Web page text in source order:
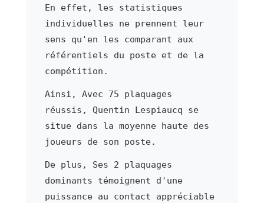
En effet, les statistiques
individuelles ne prennent leur
sens qu'en les comparant aux
référentiels du poste et de la
compétition.
Ainsi, Avec 75 plaquages
réussis, Quentin Lespiaucq se
situe dans la moyenne haute des
joueurs de son poste.
De plus, Ses 2 plaquages
dominants témoignent d'une
puissance au contact appréciable